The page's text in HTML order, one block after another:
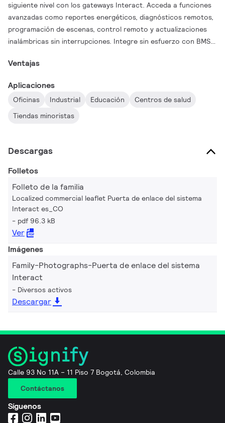
siguiente nivel con los gateways Interact. Acceda a funciones
avanzadas como reportes energéticos, diagnósticos remotos,
programación de escenas, control remoto y actualizaciones
inalámbricas sin interrupciones. Integre sin esfuerzo con BMS,
adaptarse a cada etapa de su proceso de iluminación
iluminación sea más inteligente, más conectada y lista para el
futuro.
Ventajas
Aplicaciones
Oficinas Industrial Educación
Centros de salud
Tiendas minoristas
Descargas
Folletos
Folleto de la familia
Localized commercial leaflet Puerta de enlace del sistema
Interact es_CO
pdf 96.3 kB
Ver
Imágenes
Family-Photographs-Puerta de enlace del sistema
Interact
Diversos activos
Descargar
Calle 93 No 11A – 11 Piso 7 Bogotá, Colombia
Contáctanos
Síguenos